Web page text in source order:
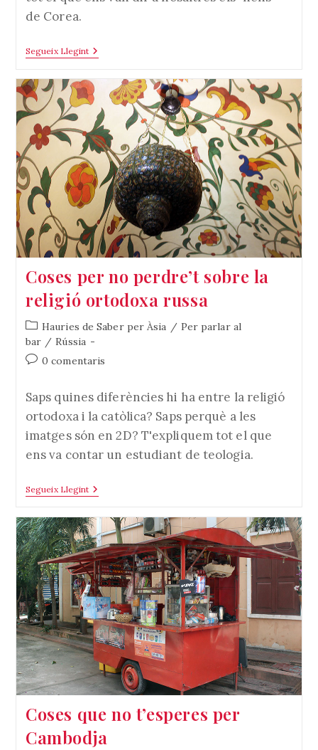
de Corea.
Segueix LlegintEls
Coses per no perdre’t sobre la
religió ortodoxa russa
Categoria
de
l'entrada:
Hauries de Saber per Àsia / Per parlar al
bar / Rússia
Comentaris
0 comentaris
Saps quines diferències hi ha entre la religió
ortodoxa i la catòlica? Saps perquè a les
imatges són en 2D? T'expliquem tot el que
ens va contar un estudiant de teologia.
Segueix LlegintCoses
Per
Perdre’t
Sobre
La
Religió
Ortodoxa
Russa
Coses que no t’esperes per
Cambodja